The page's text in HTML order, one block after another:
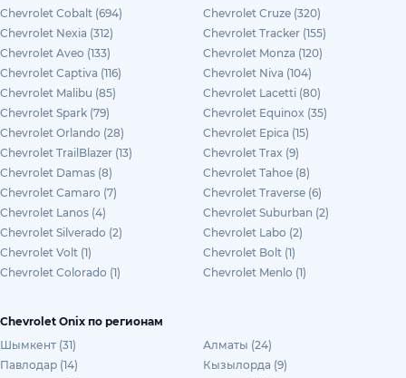
Chevrolet Cobalt (694)
Chevrolet Cruze (320)
Chevrolet Nexia (312)
Chevrolet Tracker (155)
Chevrolet Aveo (133)
Chevrolet Monza (120)
Chevrolet Captiva (116)
Chevrolet Niva (104)
Chevrolet Malibu (85)
Chevrolet Lacetti (80)
Chevrolet Spark (79)
Chevrolet Equinox (35)
Chevrolet Orlando (28)
Chevrolet Epica (15)
Chevrolet TrailBlazer (13)
Chevrolet Trax (9)
Chevrolet Damas (8)
Chevrolet Tahoe (8)
Chevrolet Camaro (7)
Chevrolet Traverse (6)
Chevrolet Lanos (4)
Chevrolet Suburban (2)
Chevrolet Silverado (2)
Chevrolet Labo (2)
Chevrolet Volt (1)
Chevrolet Bolt (1)
Chevrolet Colorado (1)
Chevrolet Menlo (1)
Chevrolet Onix по регионам
Шымкент (31)
Алматы (24)
Павлодар (14)
Кызылорда (9)